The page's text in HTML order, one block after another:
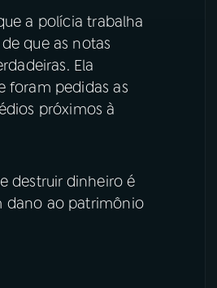
a polícia trabalha
que as notas
Ela
foram pedidas as
próximos à
destruir dinheiro é
dano ao patrimônio